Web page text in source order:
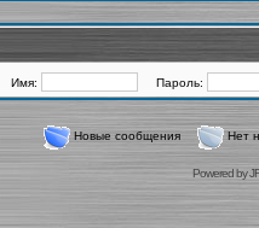
Имя: Пароль:
Новые сообщения Нет
Powered by